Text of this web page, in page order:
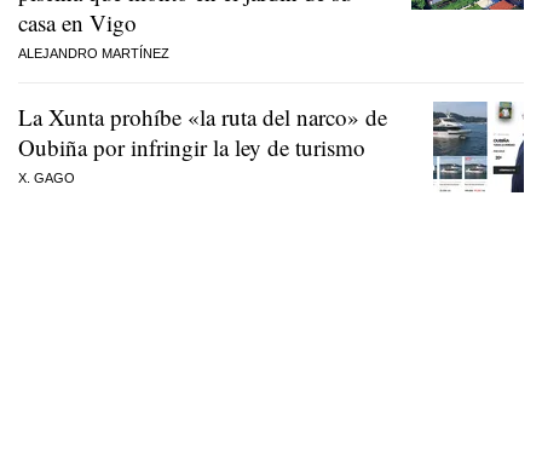
casa en Vigo
ALEJANDRO MARTÍNEZ
La Xunta prohíbe «la ruta del narco» de
Oubiña por infringir la ley de turismo
X. GAGO